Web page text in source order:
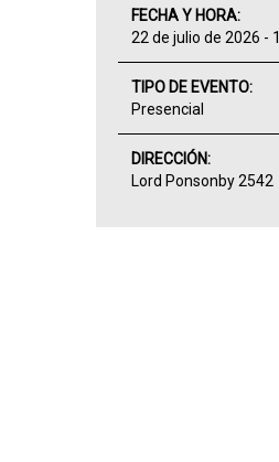
FECHA Y HORA:
22 de julio de 2026 -
TIPO DE EVENTO:
Presencial
DIRECCIÓN:
Lord Ponsonby 2542